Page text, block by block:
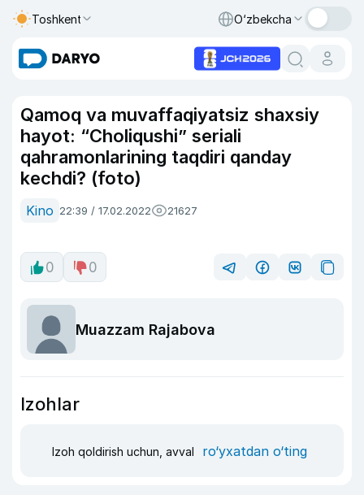
Toshkent O‘zbekcha
Qamoq va muvaffaqiyatsiz shaxsiy
hayot: “Choliqushi” seriali
qahramonlarining taqdiri qanday
kechdi? (foto)
Kino 22:39 / 17.02.2022 21627
0 0
Muazzam Rajabova
Izohlar
Izoh qoldirish uchun, avval ro‘yxatdan o‘ting